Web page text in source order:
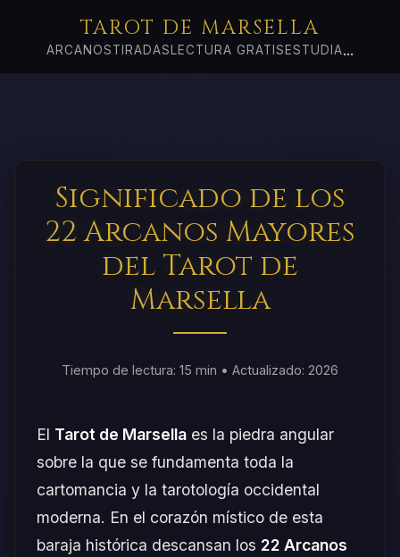
TAROT DE MARSELLA
ARCANOSTIRADAS LECTURA GRATIS ESTUDIA...
Significado de los
22 Arcanos Mayores
del Tarot de
Marsella
Tiempo de lectura: 15 min • Actualizado: 2026
El Tarot de Marsella es la piedra angular
sobre la que se fundamenta toda la
cartomancia y la tarotología occidental
moderna. En el corazón místico de esta
baraja histórica descansan los 22 Arcanos